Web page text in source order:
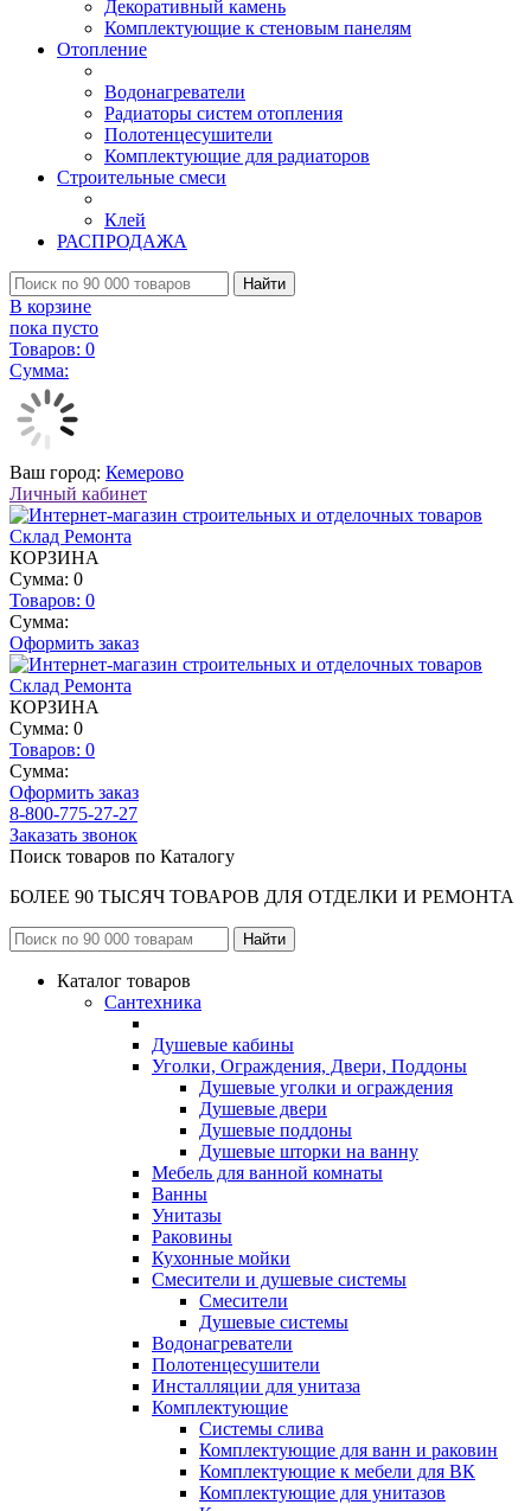
Декоративный камень
Комплектующие к стеновым панелям
Отопление
Водонагреватели
Радиаторы систем отопления
Полотенцесушители
Комплектующие для радиаторов
Строительные смеси
Клей
РАСПРОДАЖА
Найти
В корзине
пока пусто
Товаров: 0
Сумма:
Ваш город: Кемерово
Личный кабинет
КОРЗИНА
Сумма: 0
Товаров: 0
Сумма:
Оформить заказ
КОРЗИНА
Сумма: 0
Товаров: 0
Сумма:
Оформить заказ
8-800-775-27-27
Заказать звонок
Поиск товаров по Каталогу
БОЛЕЕ 90 ТЫСЯЧ ТОВАРОВ ДЛЯ ОТДЕЛКИ И РЕМОНТА
Каталог товаров
Сантехника
Душевые кабины
Уголки, Ограждения, Двери, Поддоны
Душевые уголки и ограждения
Душевые двери
Душевые поддоны
Душевые шторки на ванну
Мебель для ванной комнаты
Ванны
Унитазы
Раковины
Кухонные мойки
Смесители и душевые системы
Смесители
Душевые системы
Водонагреватели
Полотенцесушители
Инсталляции для унитаза
Комплектующие
Системы слива
Комплектующие для ванн и раковин
Комплектующие к мебели для ВК
Комплектующие для унитазов